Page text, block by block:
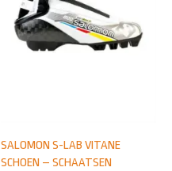
SALOMON S-LAB VITANE
SCHOEN – SCHAATSEN